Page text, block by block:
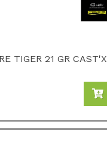
TIGER 21 GR CAST'X